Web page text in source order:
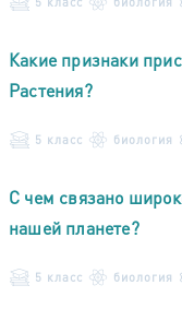
Какие признаки
Растения?
5 класс биология
С чем связано
нашей планете?
5 класс биология